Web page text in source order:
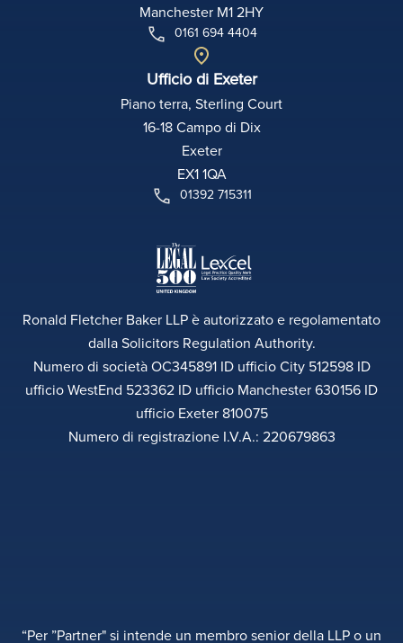
Manchester M1 2HY
0161 694 4404
Ufficio di Exeter
Piano terra, Sterling Court
16-18 Campo di Dix
Exeter
EX1 1QA
01392 715311
Ronald Fletcher Baker LLP è autorizzato e regolamentato
dalla Solicitors Regulation Authority.
Numero di società OC345891 ID ufficio City 512598 ID
ufficio WestEnd 523362 ID ufficio Manchester 630156 ID
ufficio Exeter 810075
Numero di registrazione I.V.A.: 220679863
“Per ”Partner" si intende un membro senior della LLP o un